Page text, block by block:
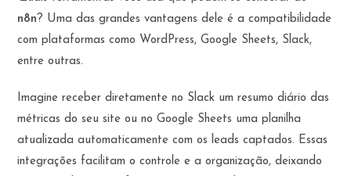
n8n ? Uma das grandes vantagens dele é a compatibilidade
com plataformas como WordPress, Google Sheets, Slack,
entre outras.
Imagine receber diretamente no Slack um resumo diário das
métricas do seu site ou no Google Sheets uma planilha
atualizada automaticamente com os leads captados. Essas
integrações facilitam o controle e a organização, deixando